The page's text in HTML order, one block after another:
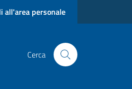
all'area personale
Cerca